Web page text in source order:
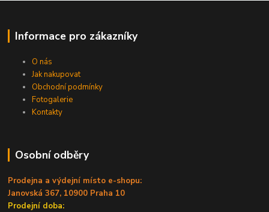
Informace pro zákazníky
O nás
Jak nakupovat
Obchodní podmínky
Fotogalerie
Kontakty
Osobní odběry
Prodejna a výdejní místo e-shopu:
Janovská 367, 10900 Praha 10
Prodejní doba: